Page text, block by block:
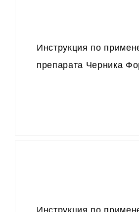
Инструкция по
препарата Черника